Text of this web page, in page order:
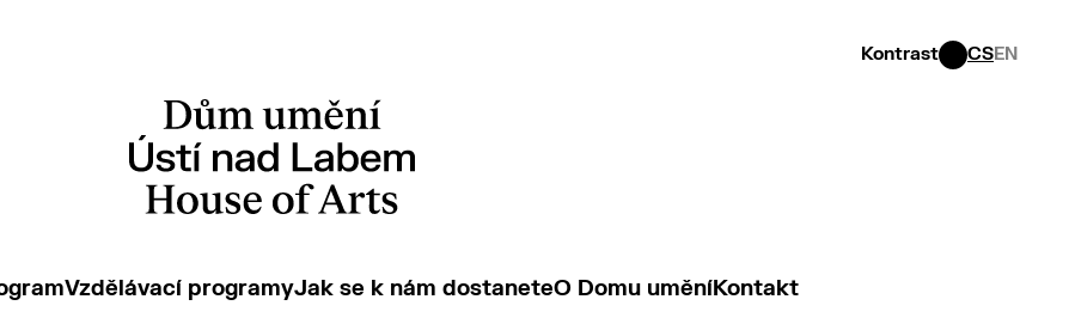
Kontrast CSEN
Vzdělávací programyJak se k nám dostaneteO Domu uměníKontakt